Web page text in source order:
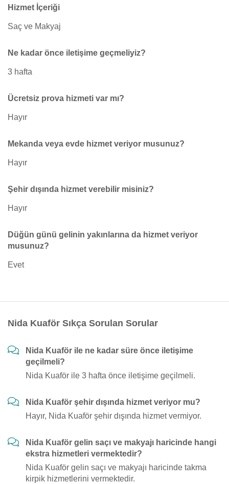
Hizmet İçeriği
Saç ve Makyaj
Ne kadar önce iletişime geçmeliyiz?
3 hafta
Ücretsiz prova hizmeti var mı?
Hayır
Mekanda veya evde hizmet veriyor musunuz?
Hayır
Şehir dışında hizmet verebilir misiniz?
Hayır
Düğün günü gelinin yakınlarına da hizmet veriyor
musunuz?
Evet
Nida Kuaför Sıkça Sorulan Sorular
Nida Kuaför ile ne kadar süre önce iletişime
geçilmeli?
Nida Kuaför ile 3 hafta önce iletişime geçilmeli.
Nida Kuaför şehir dışında hizmet veriyor mu?
Hayır, Nida Kuaför şehir dışında hizmet vermiyor.
Nida Kuaför gelin saçı ve makyajı haricinde hangi
ekstra hizmetleri vermektedir?
Nida Kuaför gelin saçı ve makyajı haricinde takma
kirpik hizmetlerini vermektedir.